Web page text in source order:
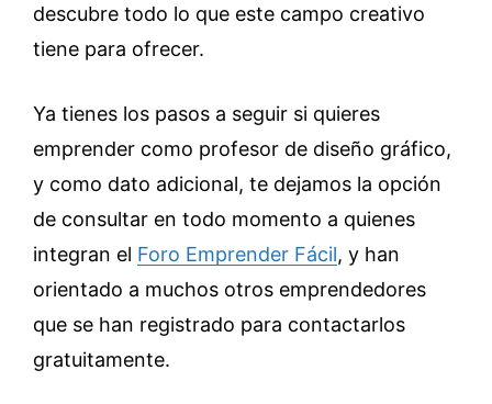
descubre todo lo que este campo creativo
tiene para ofrecer.
Ya tienes los pasos a seguir si quieres
emprender como profesor de diseño gráfico,
y como dato adicional, te dejamos la opción
de consultar en todo momento a quienes
integran el Foro Emprender Fácil, y han
orientado a muchos otros emprendedores
que se han registrado para contactarlos
gratuitamente.